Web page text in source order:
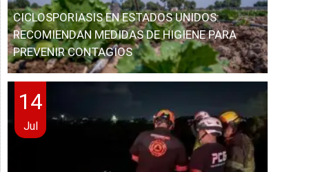
CICLOSPORIASIS EN ESTADOS UNIDOS:
RECOMIENDAN MEDIDAS DE HIGIENE PARA
PREVENIR CONTAGIOS
14
Jul